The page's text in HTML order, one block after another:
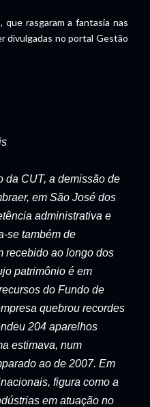
que rasgaram a fantasia nas
divulgadas no portal Gestão
da CUT, a demissão de
em São José dos
administrativa e
se também de
recebido ao longo dos
patrimônio é em
do Fundo de
quebrou recordes
204 aparelhos
estimava, num
ao de 2007. Em
figura como a
em atuação no